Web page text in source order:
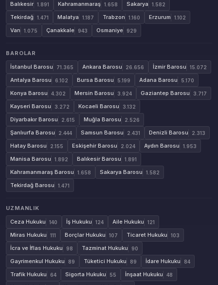
Balıkesir 1.891 Kahramanmaraş 1.658 Sakarya 1.582
Tekirdağ 1.471 Malatya 1.187 Trabzon 1.160 Erzurum 1.102
Van 1.075 Çanakkale 943 Osmaniye 929
BAROLAR
İstanbul Barosu
71.365 Ankara Barosu 26.656 İzmir Barosu 15.072
Antalya Barosu 6.102 Bursa Barosu 5.199 Adana Barosu 5.170
Konya Barosu 4.302 Mersin Barosu 3.924 Gaziantep Barosu 3.717
Kayseri Barosu 3.272 Kocaeli Barosu 3.132
Diyarbakır Barosu 2.615 Muğla Barosu 2.526
Şanlıurfa Barosu 2.444 Samsun Barosu 2.431 Denizli Barosu 2.313
Hatay Barosu 2.155 Eskişehir Barosu 2.024 Aydın Barosu 1.953
Manisa Barosu 1.892 Balıkesir Barosu 1.891
Kahramanmaraş Barosu 1.658 Sakarya Barosu 1.582
Tekirdağ Barosu 1.471
UZMANLIK
Ceza Hukuku
140 İş Hukuku 124 Aile Hukuku 121
Miras Hukuku 111 Borçlar Hukuku 107 Ticaret Hukuku 103
İcra ve İflas Hukuku 98 Tazminat Hukuku 90
Gayrimenkul Hukuku 89 Tüketici Hukuku 89 İdare Hukuku 84
Trafik Hukuku 64 Sigorta Hukuku 55 İnşaat Hukuku 48